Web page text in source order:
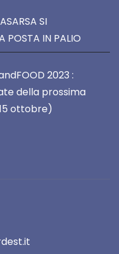
SI
POSTA IN PALIO
2023 :
della prossima
ottobre)